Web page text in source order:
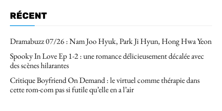
RÉCENT
Dramabuzz 07/26 : Nam Joo Hyuk, Park Ji Hyun, Hong Hwa Yeon
Spooky In Love Ep 1-2 : une romance délicieusement décalée avec
des scènes hilarantes
Critique Boyfriend On Demand : le virtuel comme thérapie dans
cette rom-com pas si futile qu’elle en a l’air